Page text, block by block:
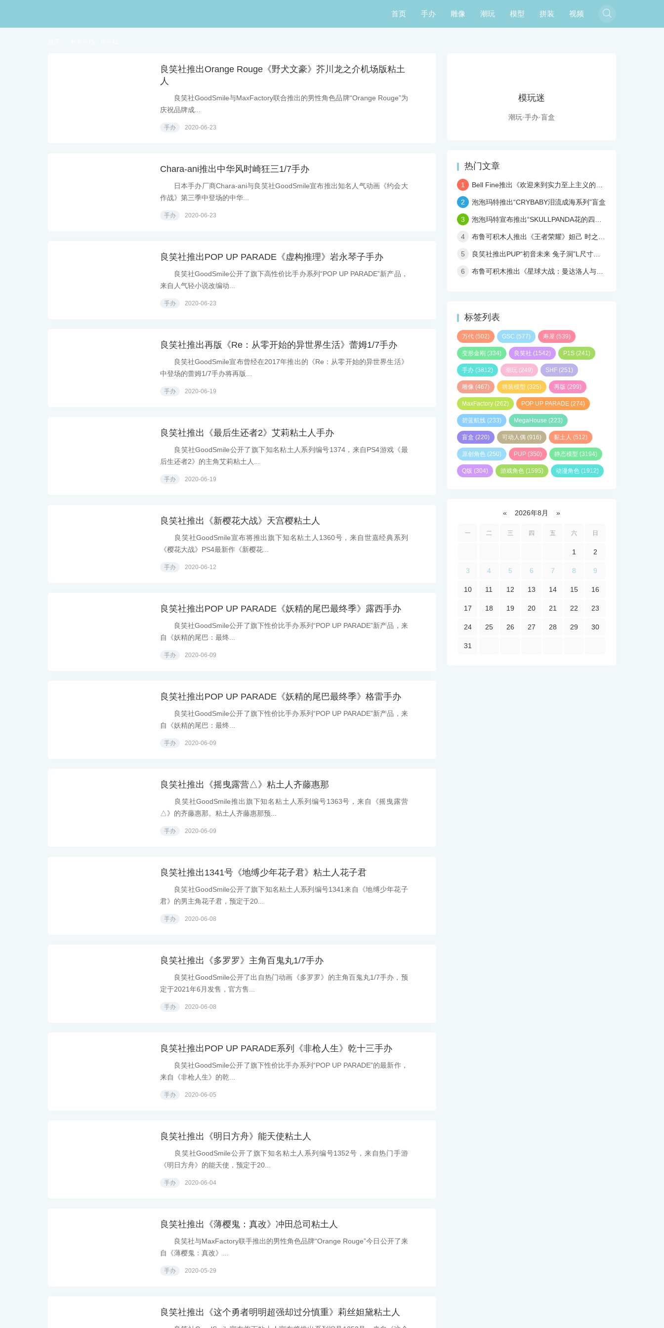
首页 手办 雕像 潮玩 模型 拼装 视频 
良笑社推出Orange Rouge《野犬文豪》芥川龙之介机场版粘土
人
良笑社GoodSmile与MaxFactory联合推出的男性角色品牌“Orange Rouge”为
庆祝品牌成...
手办 2020-06-23
Chara-ani推出中华风时崎狂三1/7手办
日本手办厂商Chara-ani与良笑社GoodSmile宣布推出知名人气动画《约会大
作战》第三季中登场的中华...
手办 2020-06-23
良笑社推出POP UP PARADE《虚构推理》岩永琴子手办
良笑社GoodSmile公开了旗下高性价比手办系列“POP UP PARADE”新产品，
来自人气轻小说改编动...
手办 2020-06-23
良笑社推出再版《Re：从零开始的异世界生活》蕾姆1/7手办
良笑社GoodSmile宣布曾经在2017年推出的《Re：从零开始的异世界生活》
中登场的蕾姆1/7手办将再版...
手办 2020-06-19
良笑社推出《最后生还者2》艾莉粘土人手办
良笑社GoodSmile公开了旗下知名粘土人系列编号1374，来自PS4游戏《最
后生还者2》的主角艾莉粘土人...
手办 2020-06-19
良笑社推出《新樱花大战》天宫樱粘土人
良笑社GoodSmile宣布将推出旗下知名粘土人1360号，来自世嘉经典系列
《樱花大战》PS4最新作《新樱花...
手办 2020-06-12
良笑社推出POP UP PARADE《妖精的尾巴最终季》露西手办
良笑社GoodSmile公开了旗下性价比手办系列“POP UP PARADE”新产品，来
自《妖精的尾巴：最终...
手办 2020-06-09
良笑社推出POP UP PARADE《妖精的尾巴最终季》格雷手办
良笑社GoodSmile公开了旗下性价比手办系列“POP UP PARADE”新产品，来
自《妖精的尾巴：最终...
手办 2020-06-09
良笑社推出《摇曳露营△》粘土人齐藤惠那
良笑社GoodSmile推出旗下知名粘土人系列编号1363号，来自《摇曳露营
△》的齐藤惠那。粘土人齐藤惠那预...
手办 2020-06-09
良笑社推出1341号《地缚少年花子君》粘土人花子君
良笑社GoodSmile公开了旗下知名粘土人系列编号1341来自《地缚少年花子
君》的男主角花子君，预定于20...
手办 2020-06-08
良笑社推出《多罗罗》主角百鬼丸1/7手办
良笑社GoodSmile公开了出自热门动画《多罗罗》的主角百鬼丸1/7手办，预
定于2021年6月发售，官方售...
手办 2020-06-08
良笑社推出POP UP PARADE系列《非枪人生》乾十三手办
良笑社GoodSmile公开了旗下性价比手办系列“POP UP PARADE”的最新作，
来自《非枪人生》的乾...
手办 2020-06-05
良笑社推出《明日方舟》能天使粘土人
良笑社GoodSmile公开了旗下知名粘土人系列编号1352号，来自热门手游
《明日方舟》的能天使，预定于20...
手办 2020-06-04
良笑社推出《薄樱鬼：真改》冲田总司粘土人
良笑社与MaxFactory联手推出的男性角色品牌“Orange Rouge”今日公开了来
自《薄樱鬼：真改》...
手办 2020-05-29
良笑社推出《这个勇者明明超强却过分慎重》莉丝妲黛粘土人
模玩迷
潮玩·手办·盲盒
热门文章
1 Bell Fine推出《欢迎来到实力至上主义的教室》坂柳有栖 1/7手办
2 泡泡玛特推出“CRYBABY泪流成海系列”盲盒
3 泡泡玛特宣布推出“SKULLPANDA花的四幕戏”潮玩
4 布鲁可积木人推出《王者荣耀》妲己 时之彼端 可动人偶
5 良笑社推出PUP“初音未来 兔子洞”L尺寸手办
6 布鲁可积木推出《星球大战：曼达洛人与古古》超越版 LITE拼装盲盒
标签列表
万代 (502) GSC (577) 寿屋 (539)
变形金刚 (334) 良笑社 (1542) P1S (241)
手办 (3812) 潮玩 (249) SHF (251)
雕像 (467) 拼装模型 (325) 再版 (299)
MaxFactory (262) POP UP PARADE (274)
碧蓝航线 (233) MegaHouse (223)
盲盒 (220) 可动人偶 (916) 黏土人 (512)
原创角色 (250) PUP (350) 静态模型 (3194)
Q版 (304) 游戏角色 (1595) 动漫角色 (1912)
« 2026年8月 »
一 二 三 四 五 六 日
1 2
3 4 5 6 7 8 9
10 11 12 13 14 15 16
17 18 19 20 21 22 23
24 25 26 27 28 29 30
31